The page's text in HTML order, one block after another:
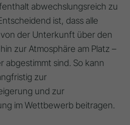
abwechslungsreich zu
ist, dass alle
der Unterkunft über den
zur Atmosphäre am Platz –
abgestimmt sind. So kann
zur
und zur
im Wettbewerb beitragen.